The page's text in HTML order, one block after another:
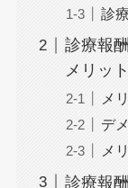
診
診療報
メリット
メ
デ
メ
診療報